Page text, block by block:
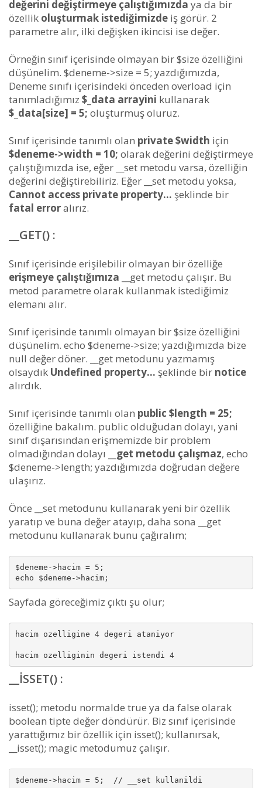
değerini değiştirmeye çalıştığımızda ya da bir
özellik oluşturmak istediğimizde iş görür. 2
parametre alır, ilki değişken ikincisi ise değer.
Örneğin sınıf içerisinde olmayan bir $size özelliğini
düşünelim. $deneme->size = 5; yazdığımızda,
Deneme sınıfı içerisindeki önceden overload için
tanımladığımız $_data arrayini kullanarak
$_data[size] = 5; oluşturmuş oluruz.
Sınıf içerisinde tanımlı olan private $width için
$deneme->width = 10; olarak değerini değiştirmeye
çalıştığımızda ise, eğer __set metodu varsa, özelliğin
değerini değiştirebiliriz. Eğer __set metodu yoksa,
Cannot access private property… şeklinde bir
fatal erroralırız.
__GET() :
Sınıf içerisinde erişilebilir olmayan bir özelliğe
erişmeye çalıştığımıza __get metodu çalışır. Bu
metod parametre olarak kullanmak istediğimiz
elemanı alır.
Sınıf içerisinde tanımlı olmayan bir $size özelliğini
düşünelim. echo $deneme->size; yazdığımızda bize
null değer döner. __get metodunu yazmamış
olsaydık Undefined property… şeklinde bir notice
alırdık.
Sınıf içerisinde tanımlı olan public $length = 25;
özelliğine bakalım. public olduğudan dolayı, yani
sınıf dışarısından erişmemizde bir problem
olmadığından dolayı
__get metodu çalışmaz, echo
$deneme->length; yazdığımızda doğrudan değere
ulaşırız.
Önce __set metodunu kullanarak yeni bir özellik
yaratıp ve buna değer atayıp, daha sona __get
metodunu kullanarak bunu çağıralım;
$deneme->hacim = 5;
echo $deneme->hacim;
Sayfada göreceğimiz çıktı şu olur;
hacim ozelligine 4 degeri ataniyor
hacim ozelliginin degeri istendi 4
__ISSET() :
isset(); metodu normalde true ya da false olarak
boolean tipte değer döndürür. Biz sınıf içerisinde
yarattığımız bir özellik için isset(); kullanırsak,
__isset(); magic metodumuz çalışır.
$deneme->hacim = 5;  // __set kullanildi